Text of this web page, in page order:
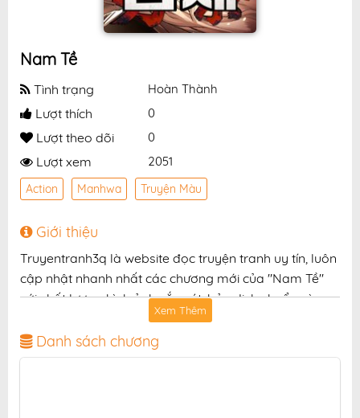
Nam Tề
Tình trạng Hoàn Thành
Lượt thích 0
Lượt theo dõi 0
Lượt xem 2051
Action Manhwa Truyện Màu
Giới thiệu
Truyentranh3q là website đọc truyện tranh uy tín, luôn
cập nhật nhanh nhất các chương mới của "Nam Tề"
với chất lượng hình ảnh sắc nét, bản dịch chuẩn và
giao diện thân thiện, mang đến trải nghiệm đọc truyện
hấp dẫn, tiện lợi, hoàn toàn miễn phí cho độc giả yêu
thích truyện tranh online.
Xem Thêm
Danh sách chương